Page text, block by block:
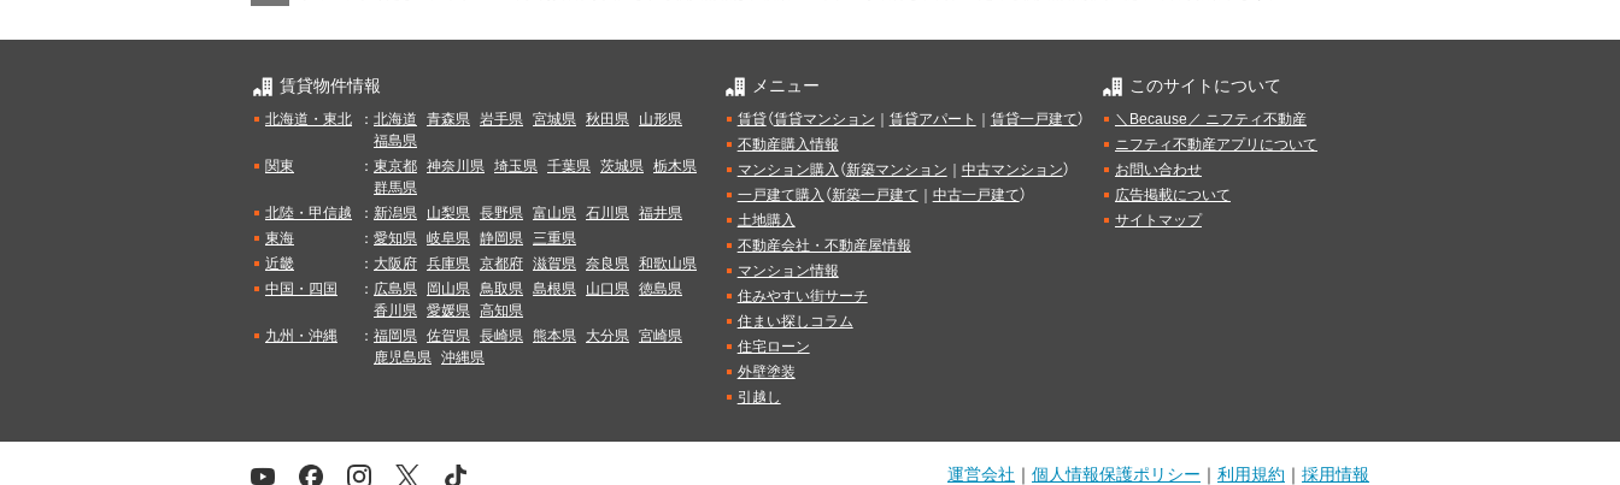
賃貸物件情報
北海道・東北 ： 北海道 青森県 岩手県 宮城県 秋田県
山形県
福島県
関東
： 東京都 神奈川県 埼玉県 千葉県 茨城県 栃木県
群馬県
北陸・甲信越
： 新潟県 山梨県 長野県 富山県 石川県 福井県
東海
： 愛知県 岐阜県 静岡県 三重県
近畿
： 大阪府 兵庫県 京都府 滋賀県 奈良県 和歌山県
中国・四国
： 広島県 岡山県 鳥取県 島根県 山口県 徳島県
香川県 愛媛県 高知県
九州・沖縄
： 福岡県 佐賀県 長崎県 熊本県 大分県 宮崎県
鹿児島県 沖縄県
メニュー
賃貸（賃貸マンション 賃貸アパート 賃貸一戸建て）
不動産購入情報
マンション購入 （新築マンション 中古マンション）
一戸建て購入 （新築一戸建て 中古一戸建て）
土地購入
不動産会社・不動産屋情報
マンション情報
住みやすい街サーチ
住まい探しコラム
住宅ローン
外壁塗装
引越し
このサイトについて
＼Because／ ニフティ不動産
ニフティ不動産アプリについて
お問い合わせ
広告掲載について
サイトマップ
運営会社 ｜ 個人情報保護ポリシー ｜ 利用規約 ｜ 採用情報